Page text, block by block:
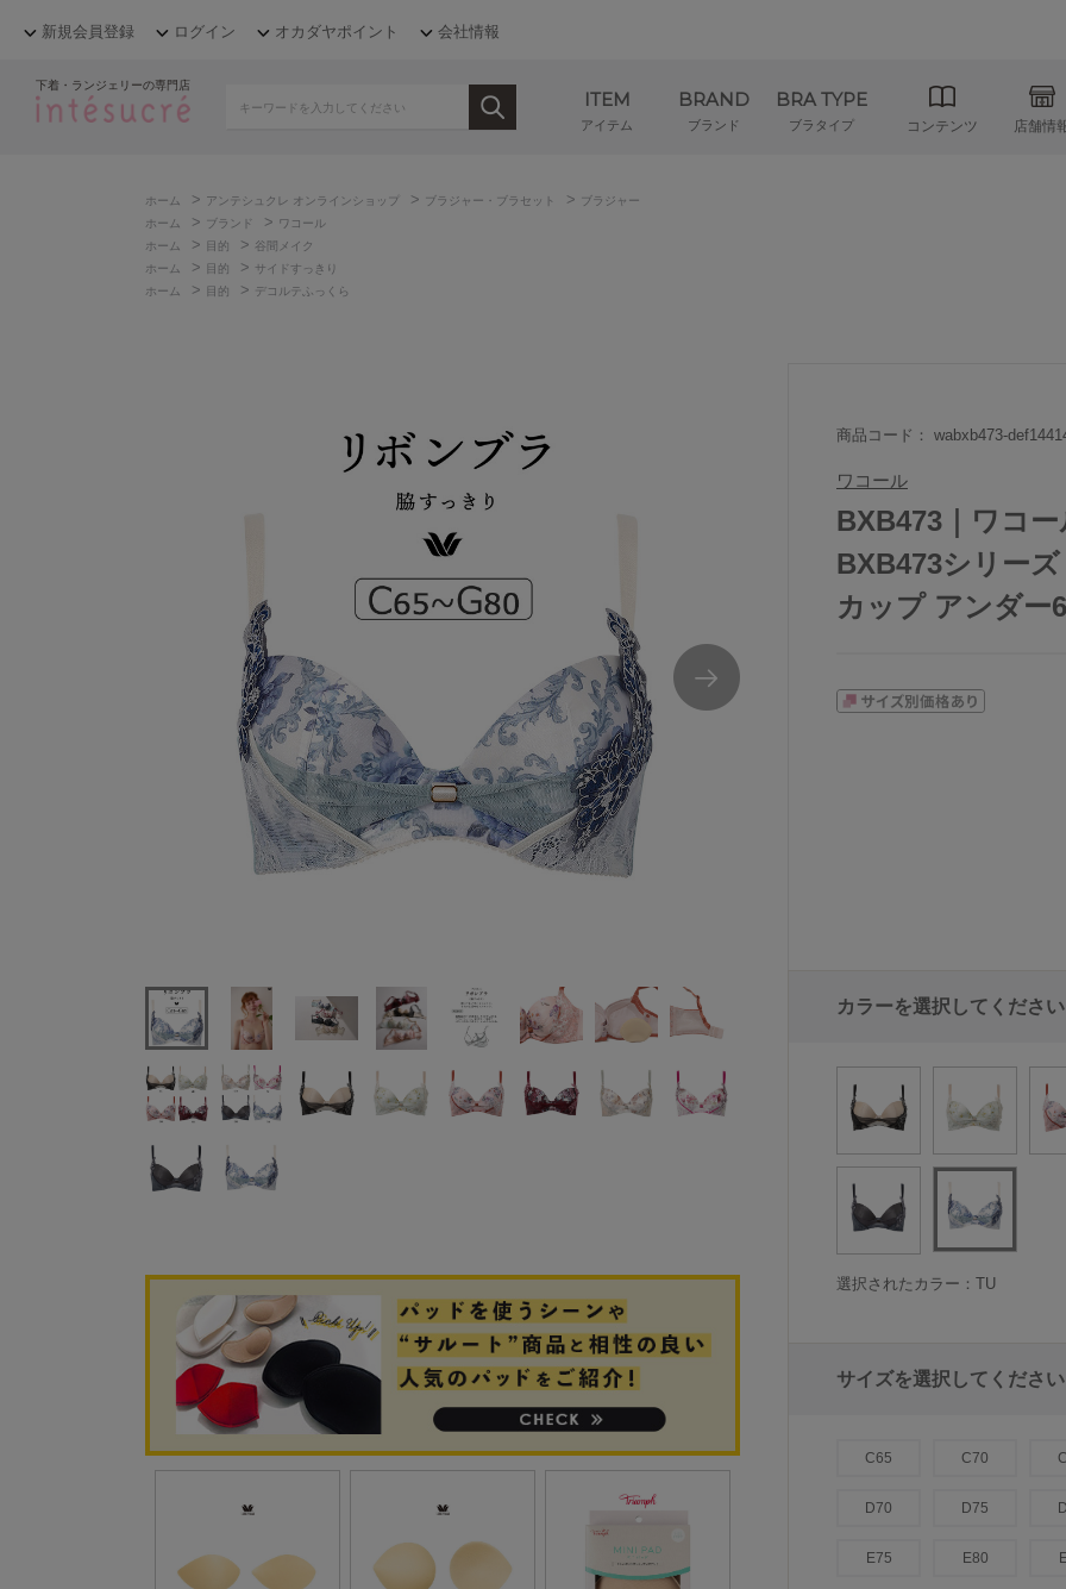
新規会員登録 ログイン オカダヤポイント 会社情報
下着・ランジェリーの専門店
ITEM
アイテム
BRAND
ブランド
BRA TYPE
ブラタイプ コンテンツ 店舗情
ホーム > アンテシュクレ オンラインショップ > ブラジャー・ブラセット > ブラジャー
ホーム
> ブランド > ワコール
ホーム
> 目的 > 谷間メイク
ホーム
> 目的 > サイドすっきり
ホーム
> 目的 > デコルテふっくら
商品コード： wabxb473-
ワコール
BXB473｜ワコ
BXB473シリー
カップ アンダー
カラーを選択してください
選択されたカラー：TU
サイズを選択してください
C65 C70
D70 D75
E75 E80